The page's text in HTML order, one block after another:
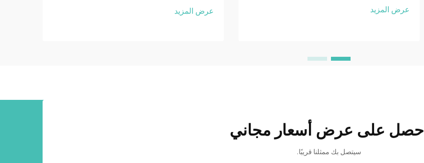
عرض المزيد عرض المزيد
احصل على عرض أسعار مجاني
سيتصل بك ممثلنا قريبًا.